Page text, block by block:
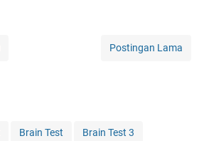
Postingan Lama
Brain Test Brain Test 3